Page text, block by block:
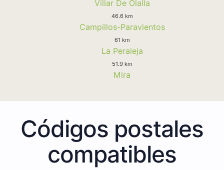
Villar De Olalla
46.6 km
Campillos-Paravientos
61 km
La Peraleja
51.9 km
Mira
Códigos postales
compatibles